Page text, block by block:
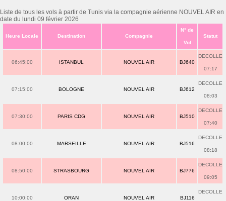
Liste de tous les vols à partir de Tunis via la compagnie aérienne NOUVEL AIR en
date du lundi 09 février 2026
Heure Locale Destination Compagnie
N° de
Vol
Statut
06:45:00 ISTANBUL NOUVEL AIR BJ640
DECOLLE
07:17
07:15:00 BOLOGNE NOUVEL AIR BJ612
DECOLLE
08:03
07:30:00 PARIS CDG NOUVEL AIR BJ510
DECOLLE
07:40
08:00:00 MARSEILLE NOUVEL AIR BJ516
DECOLLE
08:18
08:50:00 STRASBOURG NOUVEL AIR BJ776
DECOLLE
09:05
10:00:00 ORAN NOUVEL AIR BJ116
DECOLLE